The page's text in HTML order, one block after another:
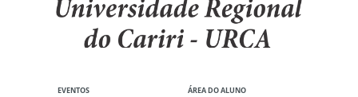
EVENTOS ÁREA DO ALUNO